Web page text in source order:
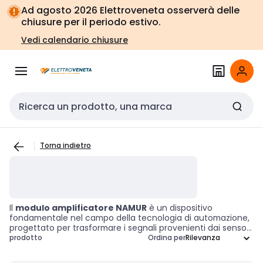
Vai alla
navigazione
Vai
alla
pagina
Ad agosto 2026 Elettroveneta osserverà delle
chiusure per il periodo estivo.
Vedi calendario chiusure
Cerca input
Torna indietro
Il modulo amplificatore NAMUR è un dispositivo
fondamentale nel campo della tecnologia di automazione,
progettato per trasformare i segnali provenienti dai sensori
NAMUR in segnali di uscita standard. Questi amplificatori
prodotto Ordina per